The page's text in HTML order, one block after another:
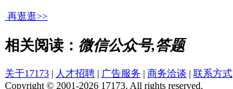
再逛逛>>
相关阅读： 微信公众号,答题
关于17173 | 人才招聘 | 广告服务 | 商务洽谈 | 联系方式
Copyright © 2001-2026 17173. All rights reserved.